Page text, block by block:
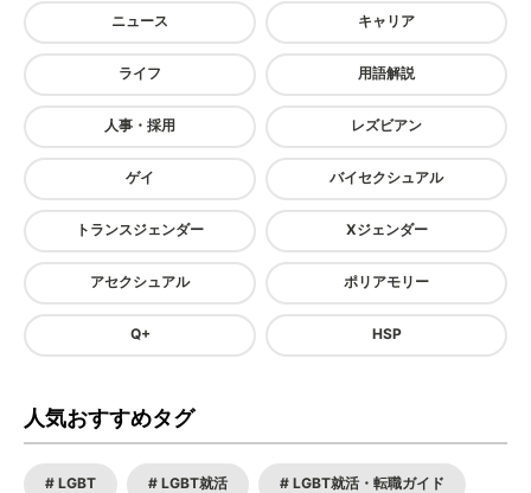
ニュース キャリア
ライフ 用語解説
人事・採用 レズビアン
ゲイ バイセクシュアル
トランスジェンダー Xジェンダー
アセクシュアル ポリアモリー
Q+ HSP
人気おすすめタグ
LGBT LGBT就活 LGBT就活・転職ガイド